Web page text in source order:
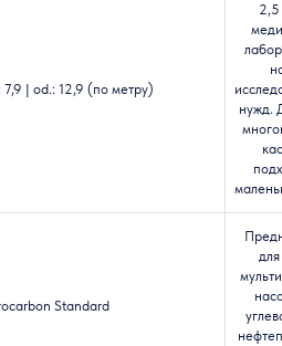
| od.: 12,9 (по метру)
нужд.
Standard